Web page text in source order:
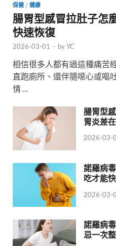
保健 / 健康
腸胃型感冒拉肚子怎
快速恢復
2026-03-01 - byYC
相信很多人都有過這種痛苦
直跑廁所、還伴隨噁心或嘔
情 …
腸胃型
胃炎差
2026-03-
諾羅病
吃才能
2026-03-
諾羅病
忌一次